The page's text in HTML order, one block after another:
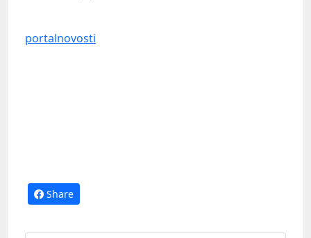
portalnovosti
Share